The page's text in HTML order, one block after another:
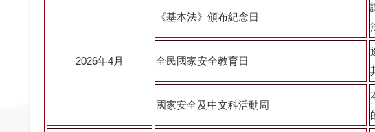
2026年4月
《基本法》頒布紀念日
全民國家安全教育日
國家安全及中文科活動周